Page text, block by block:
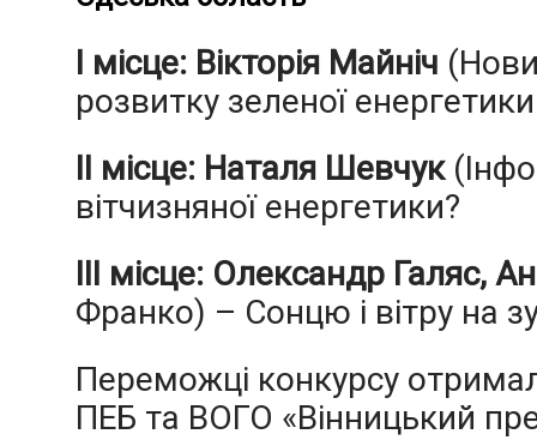
І місце: Вікторія Майніч
розвитку зеленої
ІІ місце: Наталя Шевчук
вітчизняної енергетики?
ІІІ місце: Олександр Галяс,
Франко) – Сонцю і вітру на
Переможці конкурсу
ПЕБ та ВОГО «Вінницький